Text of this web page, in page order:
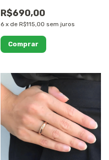
R$690,00
6 x de R$115,00 sem juros
Comprar